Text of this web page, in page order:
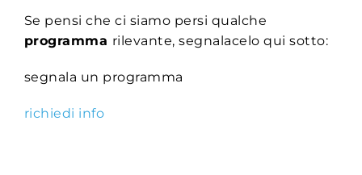
Se pensi che ci siamo persi qualche
programma rilevante, segnalacelo qui sotto:
segnala un programma
richiedi info